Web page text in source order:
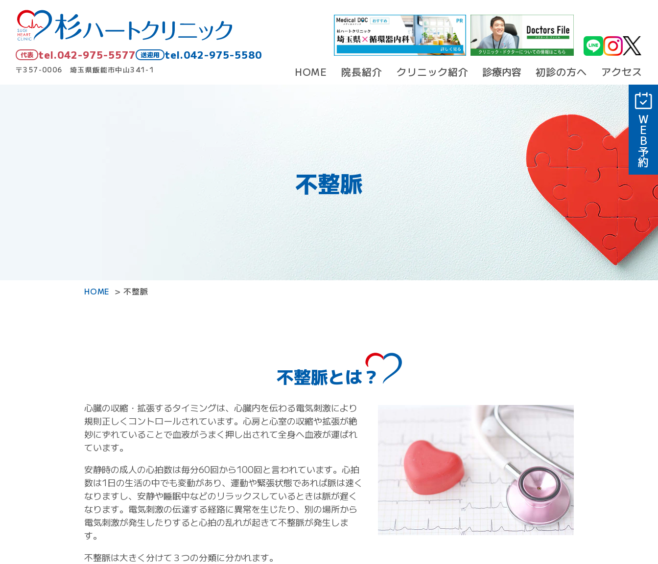
代表 042-975-5577 送迎用 042-975-5580
〒357-0006 埼玉県飯能市中山341-1 HOME 院長紹介 クリニック紹介 診療内容 初診の方へ アクセス
不整脈
WEB予約
HOME 不整脈
不整脈とは？
心臓の収縮・拡張するタイミングは、心臓内を伝わる電気刺激により
規則正しくコントロールされています。心房と心室の収縮や拡張が絶
妙にずれていることで血液がうまく押し出されて全身へ血液が運ばれ
ています。
安静時の成人の心拍数は毎分60回から100回と言われています。心拍
数は1日の生活の中でも変動があり、運動や緊張状態であれば脈は速く
なりますし、安静や睡眠中などのリラックスしているときは脈が遅く
なります。電気刺激の伝達する経路に異常を生じたり、別の場所から
電気刺激が発生したりすると心拍の乱れが起きて不整脈が発生しま
す。
不整脈は大きく分けて３つの分類に分かれます。